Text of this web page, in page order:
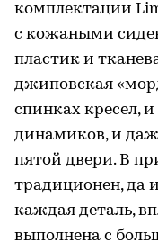
комплектации
с кожаными
пластик и
джиповская
спинках кресел,
динамиков, и
пятой двери. В
традиционен, да
каждая деталь,
выполнена с